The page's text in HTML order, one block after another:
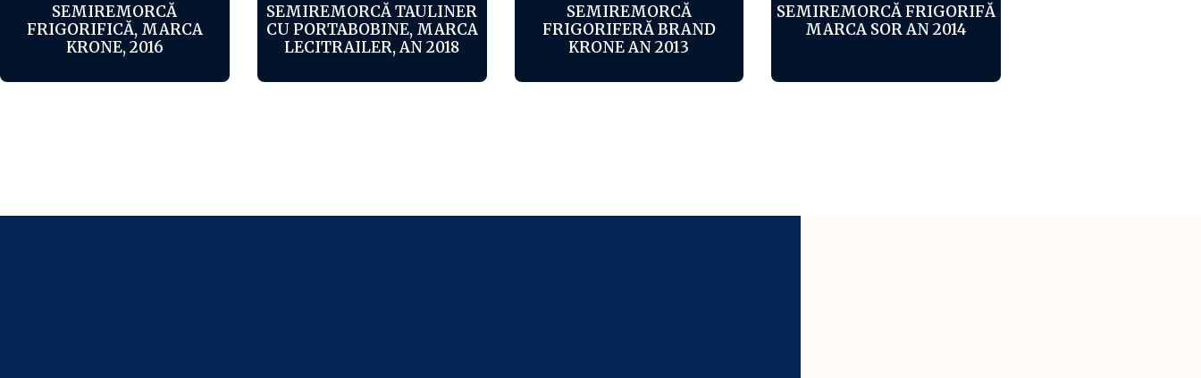
SEMIREMORCĂ
FRIGORIFICĂ, MARCA
KRONE, 2016
SEMIREMORCĂ TAULINER
CU PORTABOBINE, MARCA
LECITRAILER, AN 2018
SEMIREMORCĂ
FRIGORIFERĂ BRAND
KRONE AN ​​2013
SEMIREMORCĂ FRIGORIFĂ
MARCA SOR AN 2014